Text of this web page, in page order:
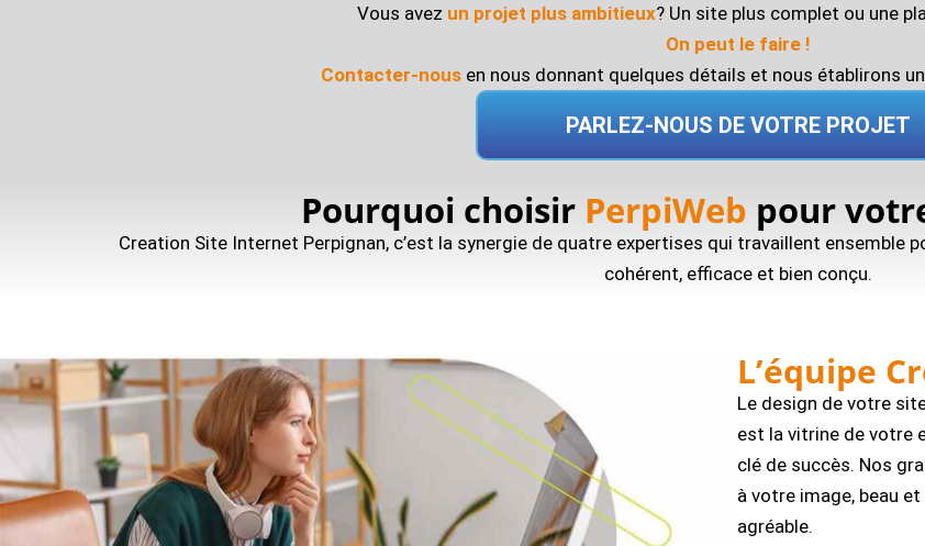
Vous avez un projet plus ambitieux? Un site plus complet ou une
On peut le faire !
Contacter-nous en nous donnant quelques détails et nous établirons
PARLEZ-NOUS DE VOTRE PROJET
Pourquoi choisir PerpiWeb pour
Creation Site Internet Perpignan, c’est la synergie de quatre expertises qui travaillent ensemble
cohérent, efficace et bien conçu.
L’équipe
Le design de votre
est la vitrine de votre
clé de succès. Nos
à votre image, beau
agréable.